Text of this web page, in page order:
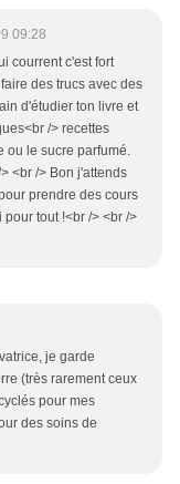
09:28
courrent c'est fort
des trucs avec des
d'étudier ton livre et
/> recettes
ou le sucre parfumé.
<br /> Bon j'attends
prendre des cours
tout !<br /> <br />
je garde
(très rarement ceux
pour mes
des soins de